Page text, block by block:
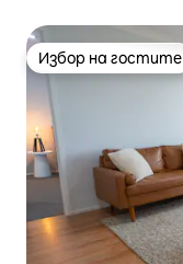
Избор на гостите
Избор на гостите